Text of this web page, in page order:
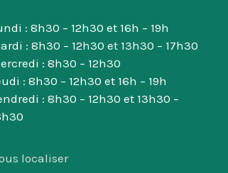
: 8h30 – 12h30 et 16h – 19h
: 8h30 – 12h30 et 13h30 – 17h30
: 8h30 – 12h30
: 8h30 – 12h30 et 16h – 19h
: 8h30 – 12h30 et 13h30 –
localiser